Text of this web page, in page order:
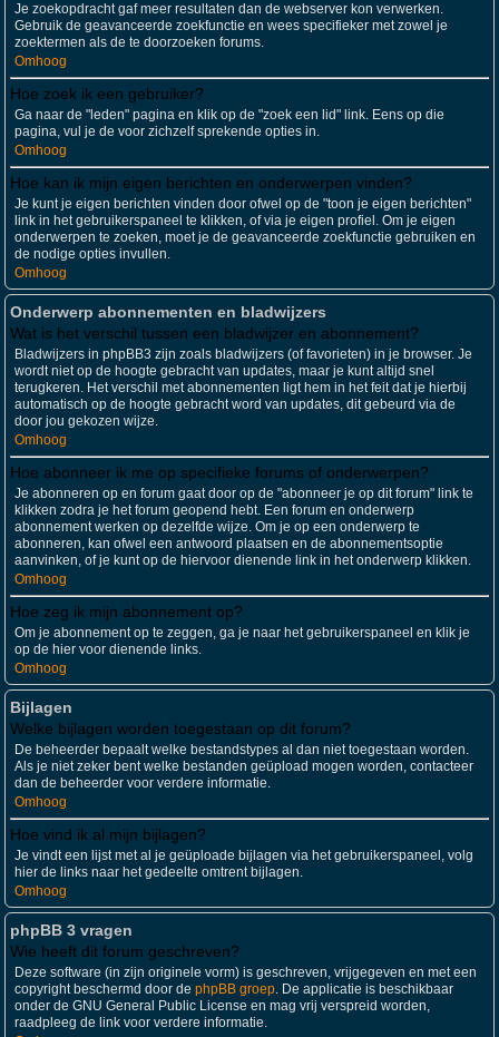
Je zoekopdracht gaf meer resultaten dan de webserver kon verwerken.
Gebruik de geavanceerde zoekfunctie en wees specifieker met zowel je
zoektermen als de te doorzoeken forums.
Omhoog
Hoe zoek ik een gebruiker?
Ga naar de "leden" pagina en klik op de "zoek een lid" link. Eens op die
pagina, vul je de voor zichzelf sprekende opties in.
Omhoog
Hoe kan ik mijn eigen berichten en onderwerpen vinden?
Je kunt je eigen berichten vinden door ofwel op de "toon je eigen berichten"
link in het gebruikerspaneel te klikken, of via je eigen profiel. Om je eigen
onderwerpen te zoeken, moet je de geavanceerde zoekfunctie gebruiken en
de nodige opties invullen.
Omhoog
Onderwerp abonnementen en bladwijzers
Wat is het verschil tussen een bladwijzer en abonnement?
Bladwijzers in phpBB3 zijn zoals bladwijzers (of favorieten) in je browser. Je
wordt niet op de hoogte gebracht van updates, maar je kunt altijd snel
terugkeren. Het verschil met abonnementen ligt hem in het feit dat je hierbij
automatisch op de hoogte gebracht word van updates, dit gebeurd via de
door jou gekozen wijze.
Omhoog
Hoe abonneer ik me op specifieke forums of onderwerpen?
Je abonneren op en forum gaat door op de "abonneer je op dit forum" link te
klikken zodra je het forum geopend hebt. Een forum en onderwerp
abonnement werken op dezelfde wijze. Om je op een onderwerp te
abonneren, kan ofwel een antwoord plaatsen en de abonnementsoptie
aanvinken, of je kunt op de hiervoor dienende link in het onderwerp klikken.
Omhoog
Hoe zeg ik mijn abonnement op?
Om je abonnement op te zeggen, ga je naar het gebruikerspaneel en klik je
op de hier voor dienende links.
Omhoog
Bijlagen
Welke bijlagen worden toegestaan op dit forum?
De beheerder bepaalt welke bestandstypes al dan niet toegestaan worden.
Als je niet zeker bent welke bestanden geüpload mogen worden, contacteer
dan de beheerder voor verdere informatie.
Omhoog
Hoe vind ik al mijn bijlagen?
Je vindt een lijst met al je geüploade bijlagen via het gebruikerspaneel, volg
hier de links naar het gedeelte omtrent bijlagen.
Omhoog
phpBB 3 vragen
Wie heeft dit forum geschreven?
Deze software (in zijn originele vorm) is geschreven, vrijgegeven en met een
copyright beschermd door de phpBB groep. De applicatie is beschikbaar
onder de GNU General Public License en mag vrij verspreid worden,
raadpleeg de link voor verdere informatie.